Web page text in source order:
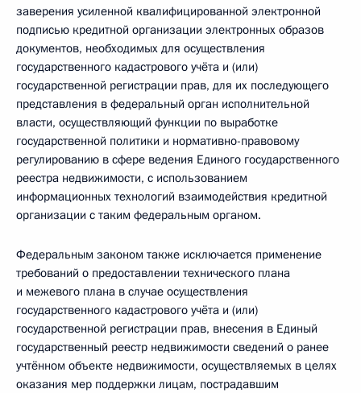
заверения усиленной квалифицированной электронной
подписью кредитной организации электронных образов
документов, необходимых для осуществления
государственного кадастрового учёта и (или)
государственной регистрации прав, для их последующего
представления в федеральный орган исполнительной
власти, осуществляющий функции по выработке
государственной политики и нормативно-правовому
регулированию в сфере ведения Единого государственного
реестра недвижимости, с использованием
информационных технологий взаимодействия кредитной
организации с таким федеральным органом.
Федеральным законом также исключается применение
требований о предоставлении технического плана
и межевого плана в случае осуществления
государственного кадастрового учёта и (или)
государственной регистрации прав, внесения в Единый
государственный реестр недвижимости сведений о ранее
учтённом объекте недвижимости, осуществляемых в целях
оказания мер поддержки лицам, пострадавшим